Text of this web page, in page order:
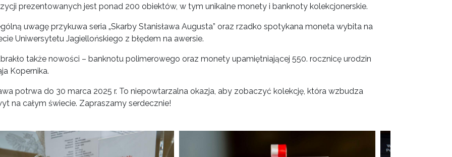
prezentowanych jest ponad 200 obiektów, w tym unikalne monety i banknoty kolekcjonerskie.
uwagę przykuwa seria „Skarby Stanisława Augusta” oraz rzadko spotykana moneta wybita na
Uniwersytetu Jagiellońskiego z błędem na awersie.
także nowości – banknotu polimerowego oraz monety upamiętniającej 550. rocznicę urodzin
Kopernika.
potrwa do 30 marca 2025 r. To niepowtarzalna okazja, aby zobaczyć kolekcję, która wzbudza
na całym świecie. Zapraszamy serdecznie!